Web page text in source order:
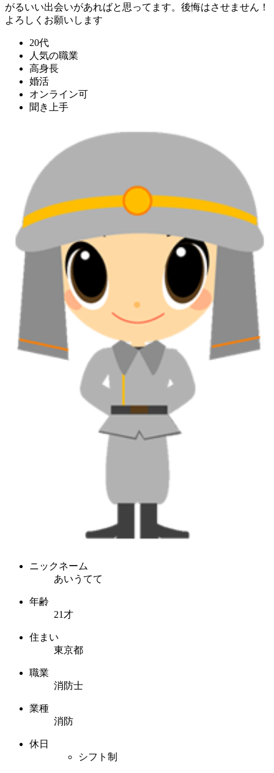
がるいい出会いがあればと思ってます。後悔はさせません！
よろしくお願いします
20代
人気の職業
高身長
婚活
オンライン可
聞き上手
ニックネーム
あいうてて
年齢
21才
住まい
東京都
職業
消防士
業種
消防
休日
シフト制